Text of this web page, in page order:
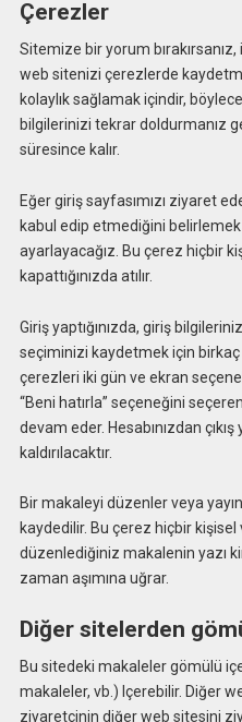
Çerezler
Sitemize bir yorum
web sitenizi çerezlerde
kolaylık sağlamak içindir,
bilgilerinizi tekrar doldurmanız
süresince kalır.
Eğer giriş sayfasımızı ziyaret
kabul edip etmediğini
ayarlayacağız. Bu çerez hiçbir
kapattığınızda atılır.
Giriş yaptığınızda, giriş
seçiminizi kaydetmek için
çerezleri iki gün ve ekran
“Beni hatırla” seçeneğini
devam eder. Hesabınızdan
kaldırılacaktır.
Bir makaleyi düzenler veya
kaydedilir. Bu çerez hiçbir
düzenlediğiniz makalenin yazı
zaman aşımına uğrar.
Diğer sitelerden
Bu sitedeki makaleler gömülü
makaleler, vb.) Içerebilir. Diğer
ziyaretçinin diğer web sitesini